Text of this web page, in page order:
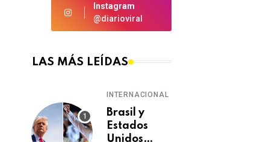
Instagram
@diarioviral
LAS MÁS LEÍDAS
INTERNACIONAL
Brasil y
Estados
Unidos